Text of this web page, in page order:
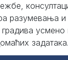
разумевања и
усмено